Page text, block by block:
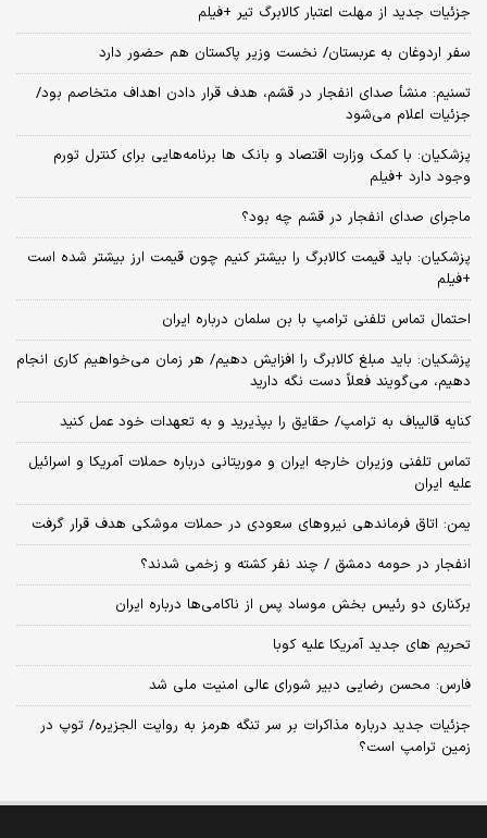
جزئیات جدید از مهلت اعتبار کالابرگ تیر +فیلم
سفر اردوغان به عربستان/ نخست وزیر پاکستان هم حضور دارد
تسنیم: منشأ صدای انفجار در قشم، هدف قرار دادن اهداف متخاصم بود/
جزئیات اعلام می‌شود
پزشکیان: با کمک وزارت اقتصاد و بانک ها برنامه‌هایی برای کنترل تورم
وجود دارد +فیلم
ماجرای صدای انفجار در قشم چه بود؟
پزشکیان: باید قیمت کالابرگ را بیشتر کنیم چون قیمت ارز بیشتر شده است
+فیلم
احتمال تماس تلفنی ترامپ با بن سلمان درباره ایران
پزشکیان: باید مبلغ کالابرگ را افزایش دهیم/ هر زمان می‌خواهیم کاری انجام
دهیم، می‌گویند فعلاً دست نگه دارید
کنایه قالیباف به ترامپ/ حقایق را بپذیرید و به تعهدات خود عمل کنید
تماس تلفنی وزیران خارجه ایران و موریتانی درباره حملات آمریکا و اسرائیل
علیه ایران
یمن: اتاق فرماندهی نیروهای سعودی در حملات موشکی هدف قرار گرفت
انفجار در حومه دمشق / چند نفر کشته و زخمی شدند؟
برکناری دو رئیس بخش موساد پس از ناکامی‌ها درباره ایران
تحریم های جدید آمریکا علیه کوبا
فارس: محسن رضایی دبیر شورای عالی امنیت ملی شد
جزئیات جدید درباره مذاکرات بر سر تنگه هرمز به روایت الجزیره/ توپ در
زمین ترامپ است؟